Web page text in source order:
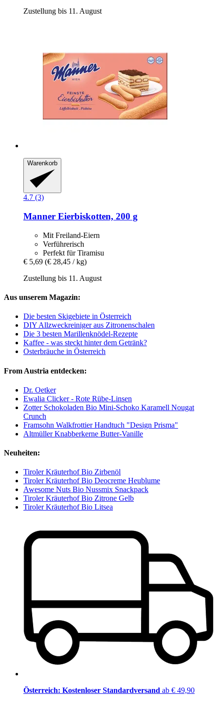
Zustellung bis 11. August
Warenkorb
4.7 (3)
Manner Eierbiskotten, 200 g
Mit Freiland-Eiern
Verführerisch
Perfekt für Tiramisu
€ 5,69 (€ 28,45 / kg)
Zustellung bis 11. August
Aus unserem Magazin:
Die besten Skigebiete in Österreich
DIY Allzweckreiniger aus Zitronenschalen
Die 3 besten Marillenknödel-Rezepte
Kaffee - was steckt hinter dem Getränk?
Osterbräuche in Österreich
From Austria entdecken:
Dr. Oetker
Ewalia Clicker - Rote Rübe-Linsen
Zotter Schokoladen Bio Mini-Schoko Karamell Nougat
Crunch
Framsohn Walkfrottier Handtuch "Design Prisma"
Altmüller Knabberkerne Butter-Vanille
Neuheiten:
Tiroler Kräuterhof Bio Zirbenöl
Tiroler Kräuterhof Bio Deocreme Heublume
Awesome Nuts Bio Nussmix Snackpack
Tiroler Kräuterhof Bio Zitrone Gelb
Tiroler Kräuterhof Bio Litsea
Österreich: Kostenloser Standardversand ab € 49,90